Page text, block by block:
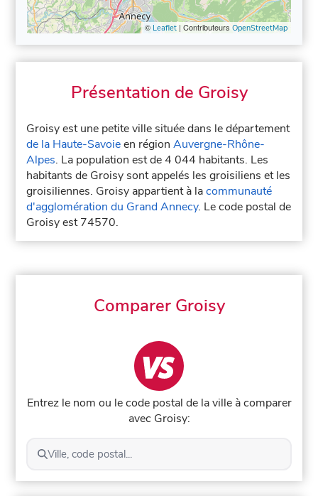
© Leaflet| Contributeurs OpenStreetMap
Présentation de Groisy
Groisy est une petite ville située dans le département
de la Haute-Savoieen régionAuvergne-Rhône-
Alpes. La population est de 4 044 habitants. Les
habitants de Groisy sont appelés les groisiliens et les
groisiliennes. Groisy appartient à lacommunauté
d'agglomération du Grand Annecy. Le code postal de
Groisy est 74570.
Comparer Groisy
Entrez le nom ou le code postal de la ville à comparer
avec Groisy:
Ville, code postal...